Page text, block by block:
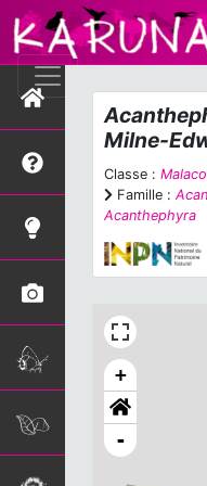
Milne-
Classe :
Famille :
Acanthephyra
+
-